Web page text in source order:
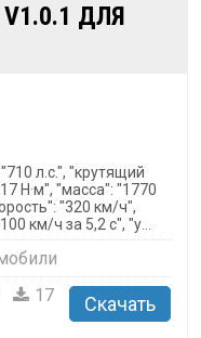
V1.0.1 ДЛЯ
л.с.", "крутящий
Н·м", "масса": "1770
"320 км/ч",
км/ч за 5,2 с", "у...
17 Скачать